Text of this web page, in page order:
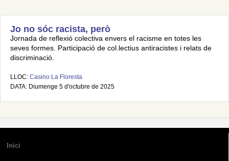
Jo no sóc racista, però
Jornada de reflexió colectiva envers el racisme en totes les
seves formes. Participació de col.lectius antiracistes i relats de
discriminació.
LLOC: Casino La Floresta
DATA: Diumenge 5 d'octubre de 2025
Inici